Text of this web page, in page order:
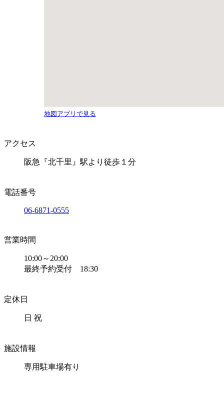
地図アプリで見る
アクセス
阪急『北千里』駅より徒歩１分
電話番号
06-6871-0555
営業時間
10:00～20:00
最終予約受付 18:30
定休日
日 祝
施設情報
専用駐車場有り